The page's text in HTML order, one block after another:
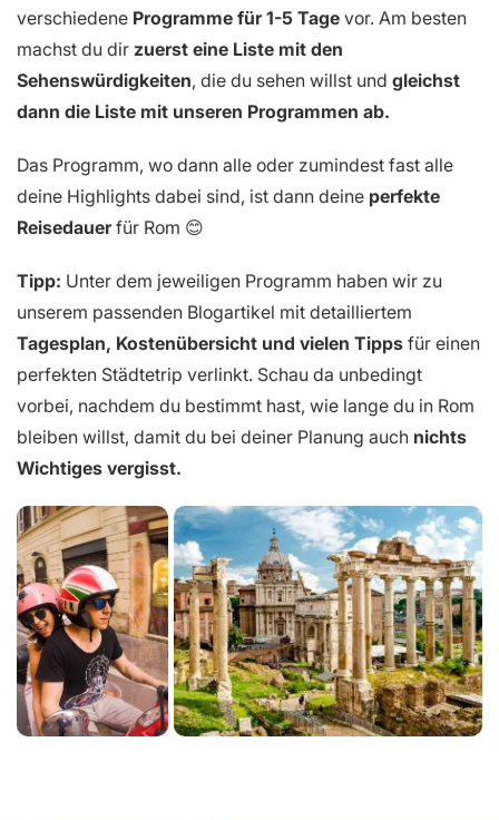
verschiedene Programme für 1-5 Tage vor. Am besten
machst du dir zuerst eine Liste mit den
Sehenswürdigkeiten, die du sehen willst und gleichst
dann die Liste mit unseren Programmen ab.
Das Programm, wo dann alle oder zumindest fast alle
deine Highlights dabei sind, ist dann deine perfekte
Reisedauerfür Rom 😊
Tipp: Unter dem jeweiligen Programm haben wir zu
unserem passenden Blogartikel mit detailliertem
Tagesplan, Kostenübersicht und vielen Tipps für einen
perfekten Städtetrip verlinkt. Schau da unbedingt
vorbei, nachdem du bestimmt hast, wie lange du in Rom
bleiben willst, damit du bei deiner Planung auch nichts
Wichtiges vergisst.